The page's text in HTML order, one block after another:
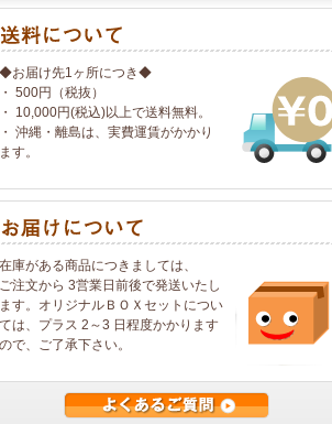
◆お届け先1ヶ所につき◆
・ 500円（税抜）
・ 10,000円(税込)以上で送料無料。
・ 沖縄・離島は、実費運賃がかかり
ます。
在庫がある商品につきましては、
ご注文から 3営業日前後で発送いたし
ます。オリジナルＢＯＸセットについ
ては、プラス 2～3 日程度かかります
ので、ご了承下さい。